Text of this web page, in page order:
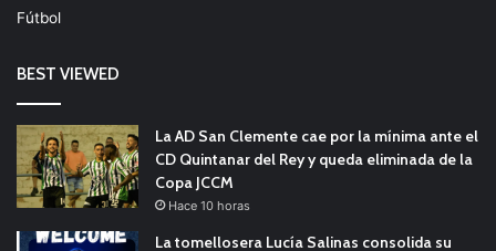
Fútbol
BEST VIEWED
La AD San Clemente cae por la mínima ante el
CD Quintanar del Rey y queda eliminada de la
Copa JCCM
Hace 10 horas
La tomellosera Lucía Salinas consolida su